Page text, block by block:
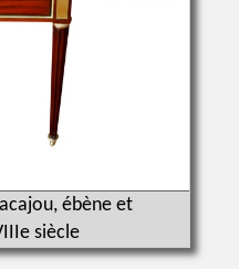
ébène et
siècle